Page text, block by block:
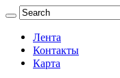
Лента
Контакты
Карта